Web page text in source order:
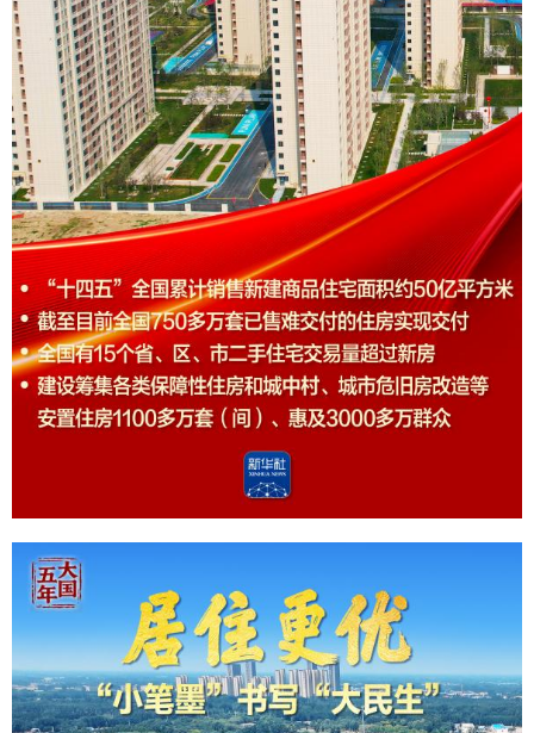
四川 贵州 云南 西藏
陕西 甘肃 青海 宁夏
新疆 内蒙古 黑龙江
多语种频道
English Français عربى
Русский язык 日本語 한국어
Deutsch Português